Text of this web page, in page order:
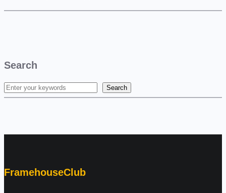
Search
S
Search
FramehouseClub